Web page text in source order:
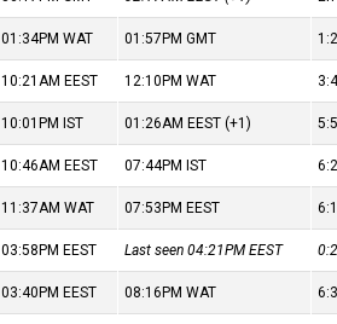
01:34PMWAT 01:57PMGMT
10:21AM EEST 12:10PMWAT
10:01PM IST 01:26AM EEST (+1)
10:46AM EEST 07:44PM IST
11:37AMWAT 07:53PM EEST
03:58PM EEST Last seen 04:21PMEEST
03:40PM EEST 08:16PMWAT